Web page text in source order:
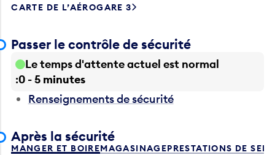
CARTE DE L’AÉROGARE 3
Passer le contrôle de sécurité
Le temps d'attente actuel est normal
0 - 5 minutes
Renseignements de sécurité
Après la sécurité
MANGER ET BOIREMAGASINAGEPRESTATIONS DE